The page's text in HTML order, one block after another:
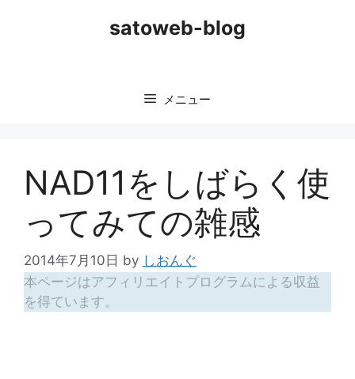
satoweb-blog
メニュー
NAD11をしばらく使
ってみての雑感
2014年7月10日 by しおんぐ
本ページはアフィリエイトプログラムによる収益
を得ています。